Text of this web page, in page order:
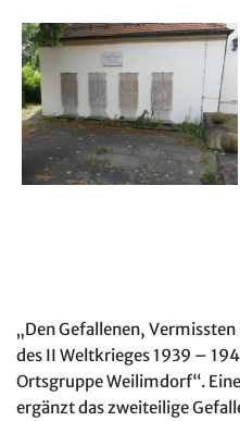
„Den Gefallenen,
des II Weltkrieges 1939 –
Ortsgruppe Weilimdorf“.
ergänzt das zweiteilige